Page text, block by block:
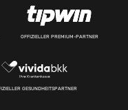
OFFIZIELLER PREMIUM-PARTNER
GESUNDHEITSPARTNER